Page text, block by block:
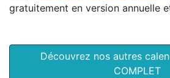
gratuitement en version annuelle
Découvrez nos autres
COMPLET